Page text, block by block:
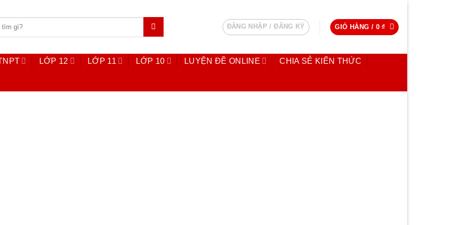
ĐĂNG NHẬP / ĐĂNG KÝ GIỎ HÀNG / 0₫
LỚP 12 LỚP 11 LỚP 10 LUYỆN ĐỀ ONLINE CHIA SẺ KIẾN THỨC